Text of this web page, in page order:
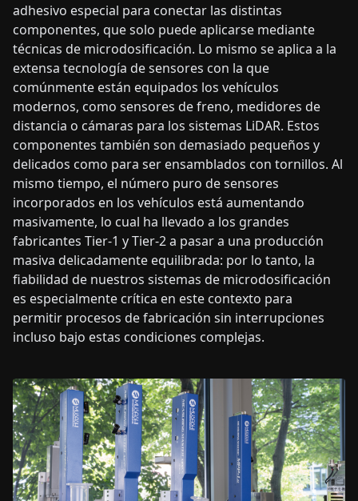
adhesivo especial para conectar las distintas
componentes, que solo puede aplicarse mediante
técnicas de microdosificación. Lo mismo se aplica a la
extensa tecnología de sensores con la que
comúnmente están equipados los vehículos
modernos, como sensores de freno, medidores de
distancia o cámaras para los sistemas LiDAR. Estos
componentes también son demasiado pequeños y
delicados como para ser ensamblados con tornillos. Al
mismo tiempo, el número puro de sensores
incorporados en los vehículos está aumentando
masivamente, lo cual ha llevado a los grandes
fabricantes Tier-1 y Tier-2 a pasar a una producción
masiva delicadamente equilibrada: por lo tanto, la
fiabilidad de nuestros sistemas de microdosificación
es especialmente crítica en este contexto para
permitir procesos de fabricación sin interrupciones
incluso bajo estas condiciones complejas.